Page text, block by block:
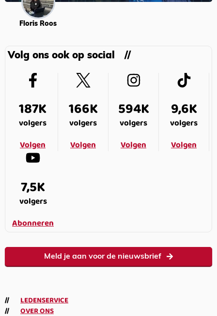
Floris Roos
Volg ons ook op social
187K
volgers
Volgen
166K
volgers
Volgen
594K
volgers
Volgen
9,6K
volgers
Volgen
7,5K
volgers
Abonneren
Meld je aan voor de nieuwsbrief
LEDENSERVICE
OVER ONS